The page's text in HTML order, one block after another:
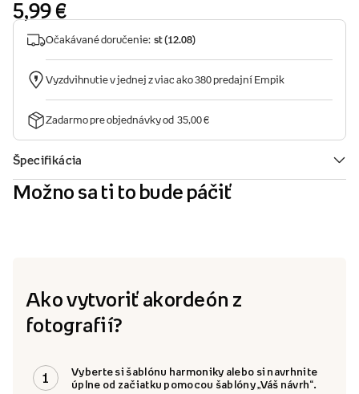
Možno sa ti to bude páčiť
Ako vytvoriť akordeón z
fotografií?
1
Vyberte si šablónu harmoniky alebo si navrhnite
úplne od začiatku pomocou šablóny „Váš návrh“.